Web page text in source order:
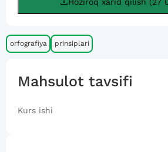
orfografiya prinsiplari
Mahsulot tavsifi
Kurs ishi